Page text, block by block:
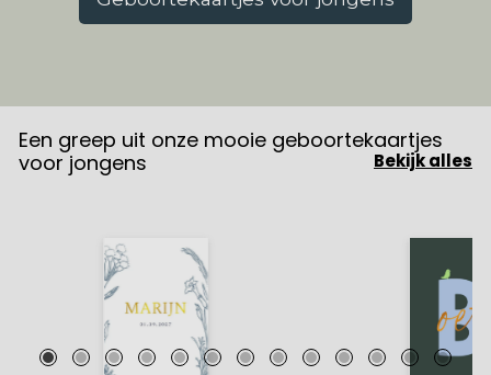
Een greep uit onze mooie geboortekaartjes
voor jongens
Bekijk alles